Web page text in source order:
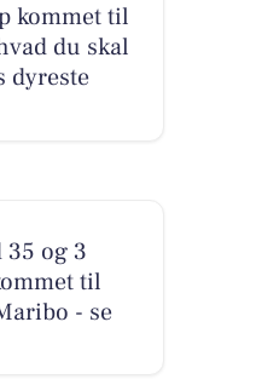
kommet til
du skal
dyreste
35 og 3
til
- se